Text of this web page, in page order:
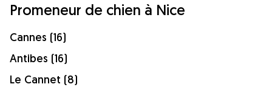
Promeneur de chien à Nice
Cannes (16)
Antibes (16)
Le Cannet (8)